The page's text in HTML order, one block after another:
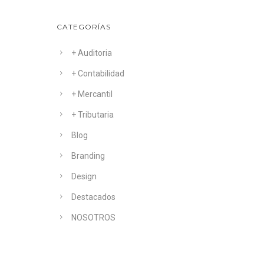
CATEGORÍAS
+ Auditoria
+ Contabilidad
+ Mercantil
+ Tributaria
Blog
Branding
Design
Destacados
NOSOTROS